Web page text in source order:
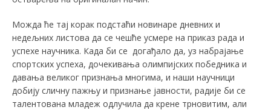
Можда ће тај корак подстаћи новинаре дневних и
недељних листова да се чешће усмере на приказ рада и
успехе научника. Када би се догађало да, уз набрајање
спортских успеха, дочекивања олимпијских победника и
давања великог признања многима, и наши научници
добију сличну пажњу и признање јавности, радије би се
талентована младеж одлучила да крене трновитим, али